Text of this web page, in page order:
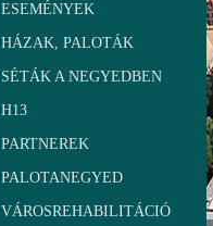
ESEMÉNYEK
HÁZAK, PALOTÁK
SÉTÁK A NEGYEDBEN
H13
PARTNEREK
PALOTANEGYED
VÁROSREHABILITÁCIÓ